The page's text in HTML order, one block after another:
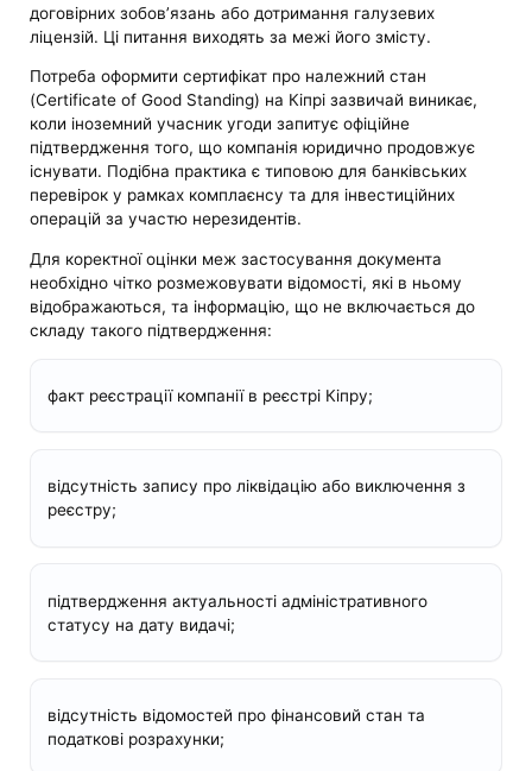
договірних зобов’язань або дотримання галузевих
ліцензій. Ці питання виходять за межі його змісту.
Потреба оформити сертифікат про належний стан
(Certificate of Good Standing) на Кіпрі зазвичай виникає,
коли іноземний учасник угоди запитує офіційне
підтвердження того, що компанія юридично продовжує
існувати. Подібна практика є типовою для банківських
перевірок у рамках комплаєнсу та для інвестиційних
операцій за участю нерезидентів.
Для коректної оцінки меж застосування документа
необхідно чітко розмежовувати відомості, які в ньому
відображаються, та інформацію, що не включається до
складу такого підтвердження:
факт реєстрації компанії в реєстрі Кіпру;
відсутність запису про ліквідацію або виключення з
реєстру;
підтвердження актуальності адміністративного
статусу на дату видачі;
відсутність відомостей про фінансовий стан та
податкові розрахунки;